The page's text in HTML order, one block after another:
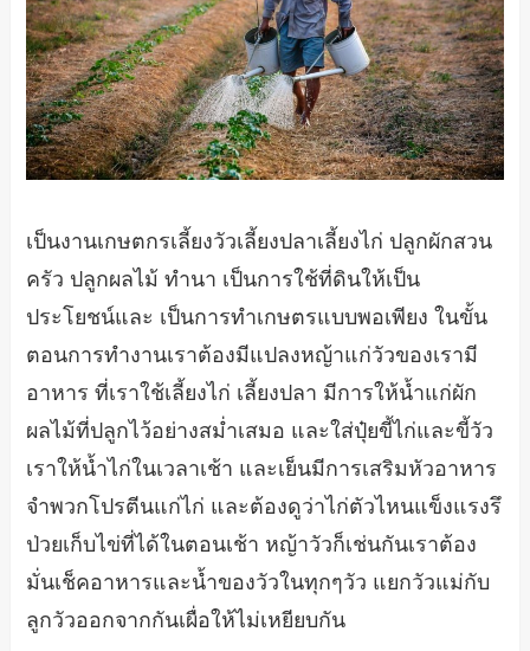
เป็นงานเกษตกรเลี้ยงวัวเลี้ยงปลาเลี้ยงไก่ ปลูกผักสวน
ครัว ปลูกผลไม้ ทำนา เป็นการใช้ที่ดินให้เป็น
ประโยชน์และ เป็นการทำเกษตรแบบพอเพียง ในขั้น
ตอนการทำงานเราต้องมีแปลงหญ้าแก่วัวของเรามี
อาหาร ที่เราใช้เลี้ยงไก่ เลี้ยงปลา มีการให้น้ำแก่ผัก
ผลไม้ที่ปลูกไว้อย่างสม่ำเสมอ และใส่ปุ๋ยขี้ไก่และขี้วัว
เราให้น้ำไก่ในเวลาเช้า และเย็นมีการเสริมหัวอาหาร
จำพวกโปรตีนแก่ไก่ และต้องดูว่าไก่ตัวไหนแข็งแรงรึ
ป่วยเก็บไข่ที่ได้ในตอนเช้า หญ้าวัวก็เช่นกันเราต้อง
มั่นเช็คอาหารและน้ำของวัวในทุกๆวัว แยกวัวแม่กับ
ลูกวัวออกจากกันเผื่อให้ไม่เหยียบกัน